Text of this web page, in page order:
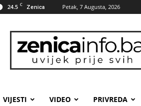
24.5 C Zenica Petak, 7 Augusta, 2026
zenicainfo.ba
VIJESTI VIDEO PRIVREDA